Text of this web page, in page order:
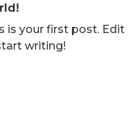
is your first post. Edit
writing!